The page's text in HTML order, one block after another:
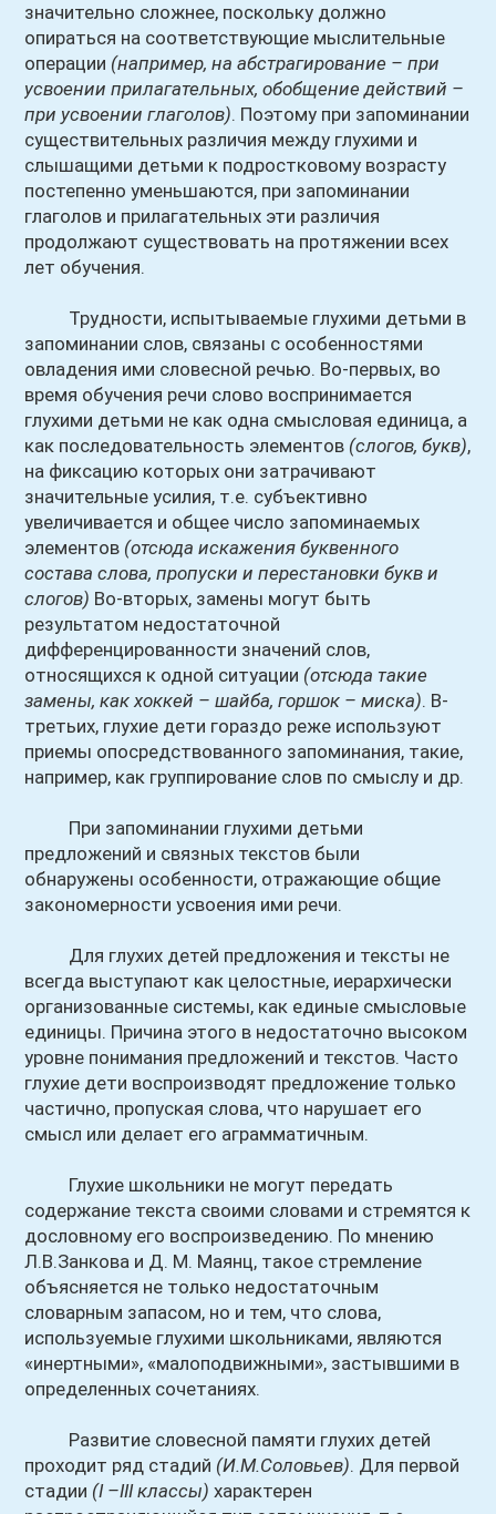
значительно сложнее, поскольку должно
опираться на соответствующие мыслительные
операции (например, на абстрагирование – при
усвоении прилагательных, обобщение действий –
при усвоении глаголов). Поэтому при запоминании
существительных различия между глухими и
слышащими детьми к подростковому возрасту
постепенно уменьшаются, при запоминании
глаголов и прилагательных эти различия
продолжают существовать на протяжении всех
лет обучения.
Трудности, испытываемые глухими детьми в
запоминании слов, связаны с особенностями
овладения ими словесной речью. Во-первых, во
время обучения речи слово воспринимается
глухими детьми не как одна смысловая единица, а
как последовательность элементов (слогов, букв),
на фиксацию которых они затрачивают
значительные усилия, т.е. субъективно
увеличивается и общее число запоминаемых
элементов (отсюда искажения буквенного
состава слова, пропуски и перестановки букв и
слогов) Во-вторых, замены могут быть
результатом недостаточной
дифференцированности значений слов,
относящихся к одной ситуации (отсюда такие
замены, как хоккей – шайба, горшок – миска). В-
третьих, глухие дети гораздо реже используют
приемы опосредствованного запоминания, такие,
например, как группирование слов по смыслу и др.
При запоминании глухими детьми
предложений и связных текстов были
обнаружены особенности, отражающие общие
закономерности усвоения ими речи.
Для глухих детей предложения и тексты не
всегда выступают как целостные, иерархически
организованные системы, как единые смысловые
единицы. Причина этого в недостаточно высоком
уровне понимания предложений и текстов. Часто
глухие дети воспроизводят предложение только
частично, пропуская слова, что нарушает его
смысл или делает его аграмматичным.
Глухие школьники не могут передать
содержание текста своими словами и стремятся к
дословному его воспроизведению. По мнению
Л.В.Занкова и Д. М. Маянц, такое стремление
объясняется не только недостаточным
словарным запасом, но и тем, что слова,
используемые глухими школьниками, являются
«инертными», «малоподвижными», застывшими в
определенных сочетаниях.
Развитие словесной памяти глухих детей
проходит ряд стадий (И.М.Соловьев). Для первой
стадии (I –III классы) характерен